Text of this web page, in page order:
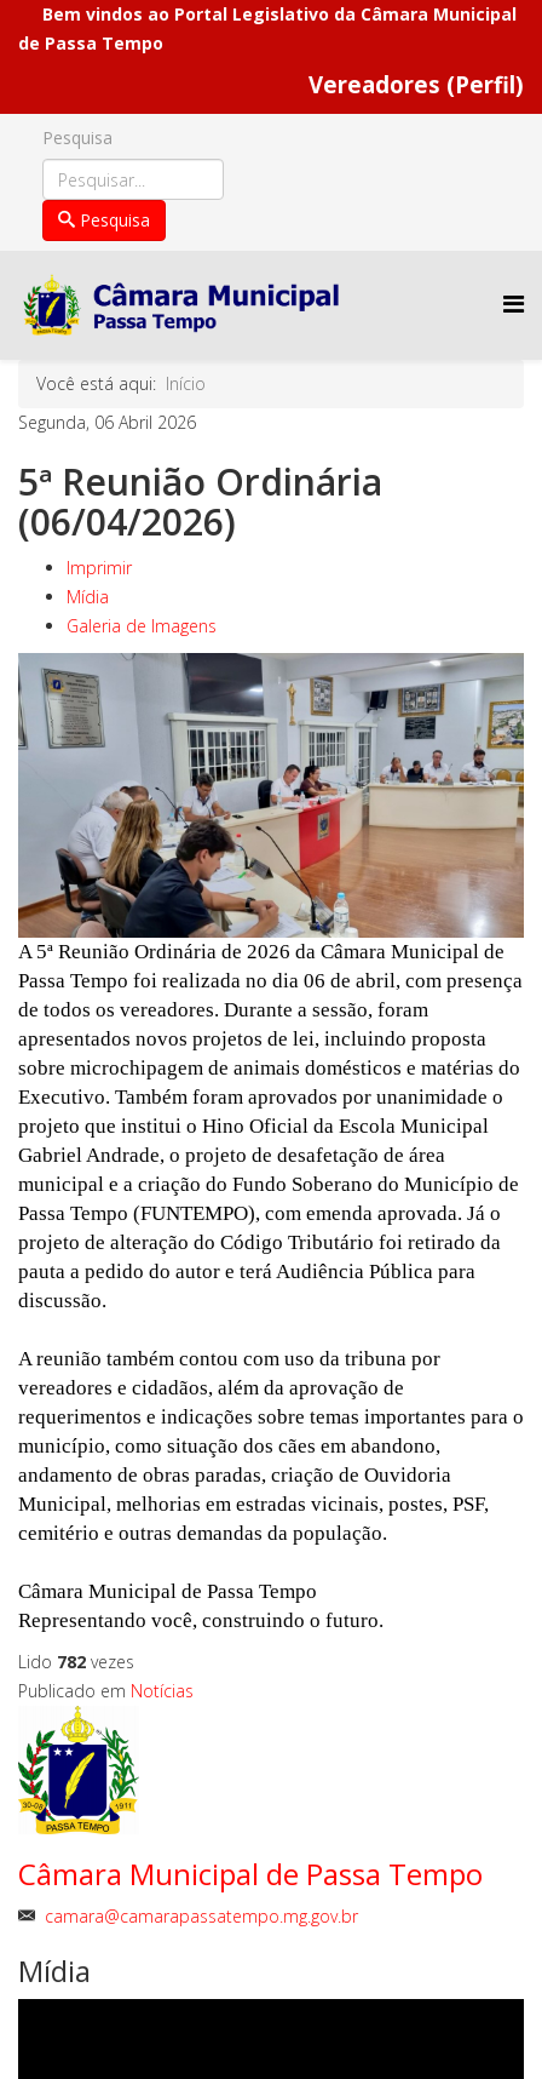
Bem vindos ao Portal Legislativo da Câmara Municipal
de Passa Tempo
Vereadores (Perfil)
Pesquisa
Pesquisa
Você está aqui: Início
Segunda, 06 Abril 2026
5ª Reunião Ordinária
(06/04/2026)
Imprimir
Mídia
Galeria de Imagens
A 5ª Reunião Ordinária de 2026 da Câmara Municipal de
Passa Tempo foi realizada no dia 06 de abril, com presença
de todos os vereadores. Durante a sessão, foram
apresentados novos projetos de lei, incluindo proposta
sobre microchipagem de animais domésticos e matérias do
Executivo. Também foram aprovados por unanimidade o
projeto que institui o Hino Oficial da Escola Municipal
Gabriel Andrade, o projeto de desafetação de área
municipal e a criação do Fundo Soberano do Município de
Passa Tempo (FUNTEMPO), com emenda aprovada. Já o
projeto de alteração do Código Tributário foi retirado da
pauta a pedido do autor e terá Audiência Pública para
discussão.
A reunião também contou com uso da tribuna por
vereadores e cidadãos, além da aprovação de
requerimentos e indicações sobre temas importantes para o
município, como situação dos cães em abandono,
andamento de obras paradas, criação de Ouvidoria
Municipal, melhorias em estradas vicinais, postes, PSF,
cemitério e outras demandas da população.
Câmara Municipal de Passa Tempo
Representando você, construindo o futuro.
Lido 782 vezes
Publicado em Notícias
Câmara Municipal de Passa Tempo
camara@camarapassatempo.mg.gov.br
Mídia